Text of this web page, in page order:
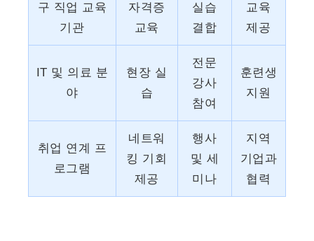
구 직업 교육
기관
자격증
교육
실습
결합
교육
제공
IT 및 의료 분
야
현장 실
습
전문
강사
참여
훈련생
지원
취업 연계 프
로그램
네트워
킹 기회
제공
행사
및 세
미나
지역
기업과
협력